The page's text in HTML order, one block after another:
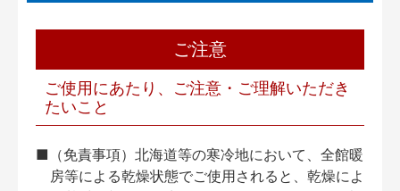
ご注意
ご使用にあたり、ご注意・ご理解いただき
たいこと
■（免責事項）北海道等の寒冷地において、全館暖
房等による乾燥状態でご使用されると、乾燥によ